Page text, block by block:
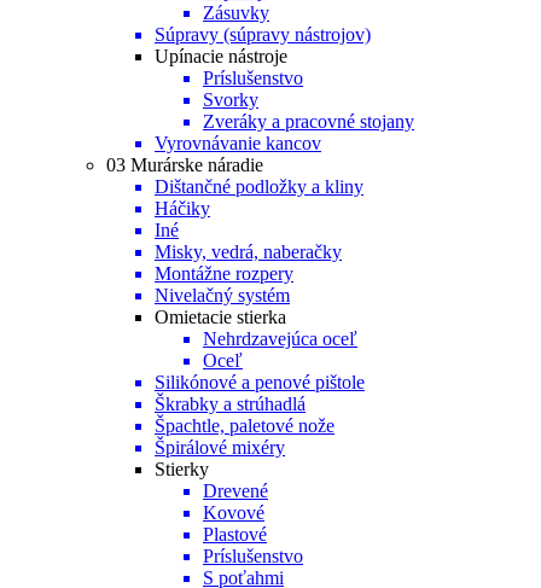
Zásuvky
Súpravy (súpravy nástrojov)
Upínacie nástroje
Príslušenstvo
Svorky
Zveráky a pracovné stojany
Vyrovnávanie kancov
03 Murárske náradie
Dištančné podložky a kliny
Háčiky
Iné
Misky, vedrá, naberačky
Montážne rozpery
Nivelačný systém
Omietacie stierka
Nehrdzavejúca oceľ
Oceľ
Silikónové a penové pištole
Škrabky a strúhadlá
Špachtle, paletové nože
Špirálové mixéry
Stierky
Drevené
Kovové
Plastové
Príslušenstvo
S poťahmi